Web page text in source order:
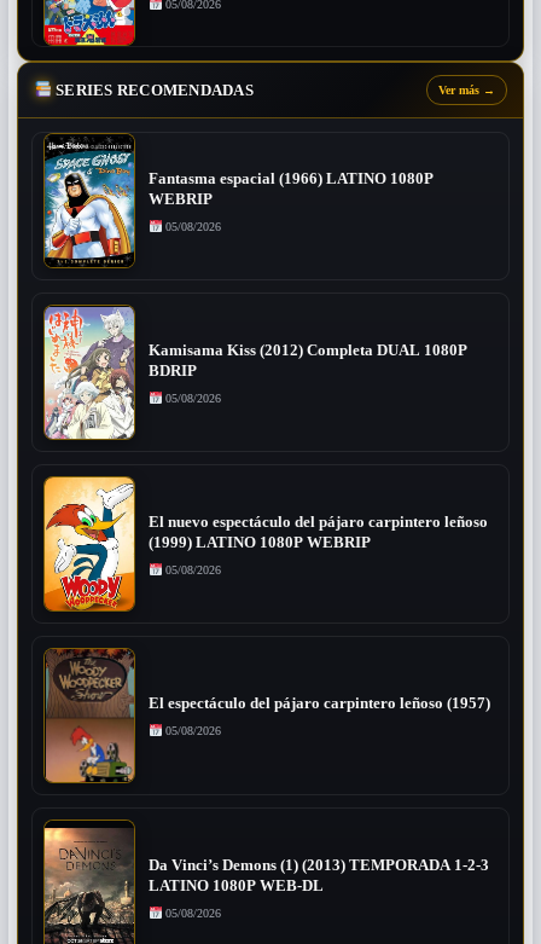
05/08/2026
SERIES RECOMENDADAS Ver más →
Fantasma espacial (1966) LATINO 1080P
WEBRIP
05/08/2026
Kamisama Kiss (2012) Completa DUAL 1080P
BDRIP
05/08/2026
El nuevo espectáculo del pájaro carpintero leñoso
(1999) LATINO 1080P WEBRIP
05/08/2026
El espectáculo del pájaro carpintero leñoso (1957)
05/08/2026
Da Vinci’s Demons (1) (2013) TEMPORADA 1-2-3
LATINO 1080P WEB-DL
05/08/2026